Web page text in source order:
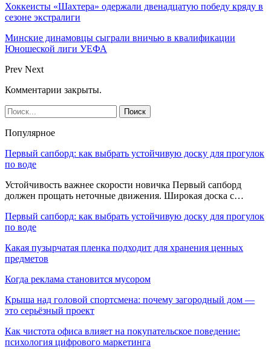
Хоккеисты «Шахтера» одержали двенадцатую победу кряду в
сезоне экстралиги
Минские динамовцы сыграли вничью в квалификации
Юношеской лиги УЕФА
Prev Next
Комментарии закрыты.
Популярное
Первый сапборд: как выбрать устойчивую доску для прогулок
по воде
Устойчивость важнее скорости новичка Первый сапборд
должен прощать неточные движения. Широкая доска с…
Первый сапборд: как выбрать устойчивую доску для прогулок
по воде
Какая пузырчатая пленка подходит для хранения ценных
предметов
Когда реклама становится мусором
Крыша над головой спортсмена: почему загородный дом —
это серьёзный проект
Как чистота офиса влияет на покупательское поведение:
психология цифрового маркетинга